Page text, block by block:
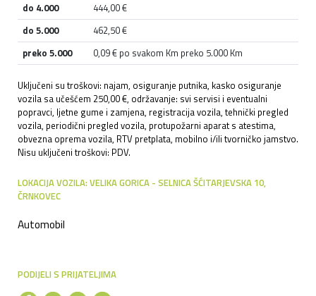
do 4.000
444,00 €
do 5.000
462,50 €
preko 5.000
0,09 € po svakom Km preko 5.000 Km
Uključeni su troškovi: najam, osiguranje putnika, kasko osiguranje
vozila sa učešćem 250,00 €, održavanje: svi servisi i eventualni
popravci, ljetne gume i zamjena, registracija vozila, tehnički pregled
vozila, periodični pregled vozila, protupožarni aparat s atestima,
obvezna oprema vozila, RTV pretplata, mobilno i/ili tvorničko jamstvo.
Nisu uključeni troškovi: PDV.
LOKACIJA VOZILA: VELIKA GORICA - SELNICA ŠĆITARJEVSKA 10,
ČRNKOVEC
Automobil
PODIJELI S PRIJATELJIMA